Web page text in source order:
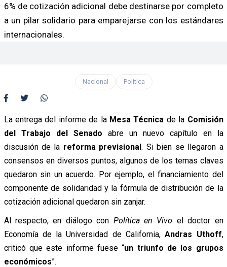
6% de cotización adicional debe destinarse por completo
a un pilar solidario para emparejarse con los estándares
internacionales.
Nacional Política
La entrega del informe de la Mesa Técnica de la Comisión
del Trabajo del Senado abre un nuevo capítulo en la
discusión de la reforma previsional. Si bien se llegaron a
consensos en diversos puntos, algunos de los temas claves
quedaron sin un acuerdo. Por ejemplo, el financiamiento del
componente de solidaridad y la fórmula de distribución de la
cotización adicional quedaron sin zanjar.
Al respecto, en diálogo con Política en Vivo el doctor en
Economía de la Universidad de California,Andras Uthoff,
criticó que este informe fuese “un triunfo de los grupos
económicos”.